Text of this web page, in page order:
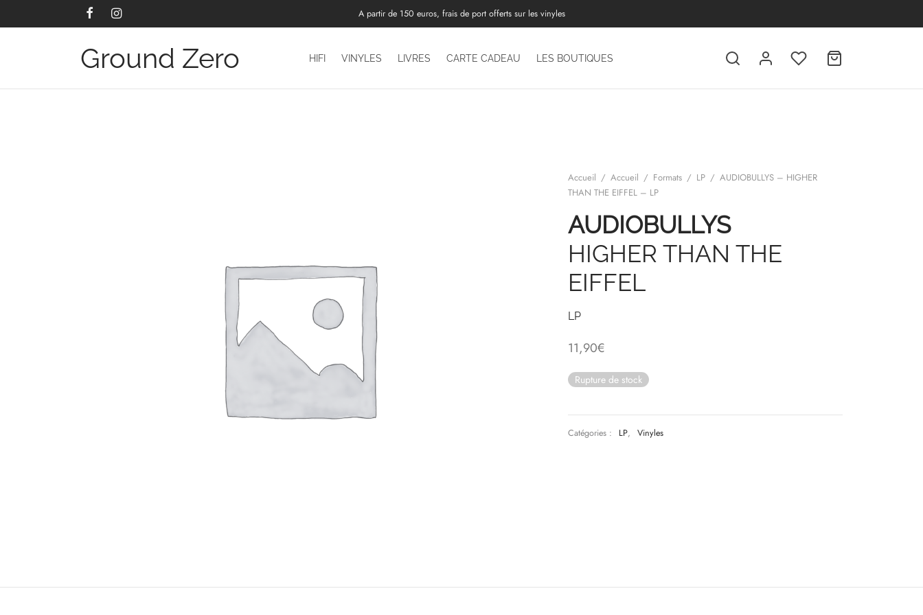
A partir de 150 euros, frais de port offerts sur les vinyles
Ground Zero HIFI VINYLES LIVRES CARTE CADEAU LES BOUTIQUES
Accueil / Accueil / Formats / LP / AUDIOBULLYS – HIGHER
THAN THE EIFFEL – LP
AUDIOBULLYS
HIGHER THAN THE
EIFFEL
LP
11,90€
Rupture de stock
Catégories : LP, Vinyles